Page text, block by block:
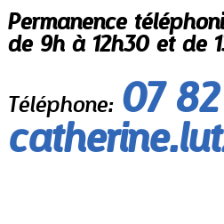
Permanence
de 9h à 12h30 et de
Téléphone: 07